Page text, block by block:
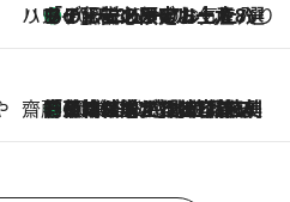
ハワイ賢者 リサのお気に入りリスト2026.8.6
あの伝説の限定トートも！ リニューアルした「ディーン＆デルーカ ハワイ」で必須のお土産8選
齋藤 薫 美容脳ルネサンス
2026.8.6
「荷物が増えるほど旅ストレスは増す」美容ジャーナリストがたどり着いた最終結論。“化粧品を劇的に減らす”感動の凝縮美容とは